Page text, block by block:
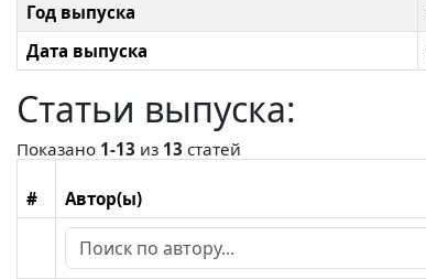
Год выпуска
Дата выпуска
Статьи выпуска:
Показано 1-13 из 13 статей
# Автор(ы)